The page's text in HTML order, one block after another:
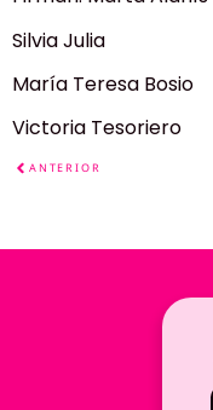
Silvia Julia
María Teresa Bosio
Victoria Tesoriero
ANTERIOR